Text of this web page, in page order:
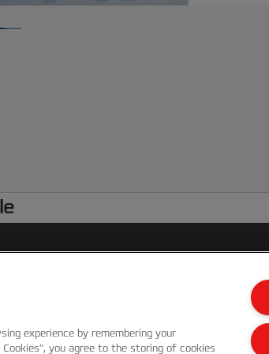
Garantie Bedingungen
experience by remembering your
you agree to the storing of cookies